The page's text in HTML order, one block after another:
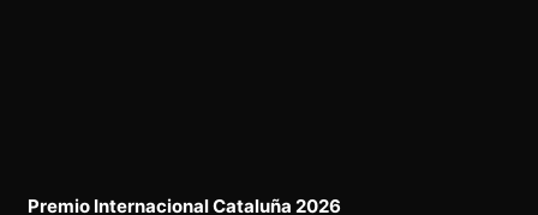
Premio Internacional Cataluña 2026